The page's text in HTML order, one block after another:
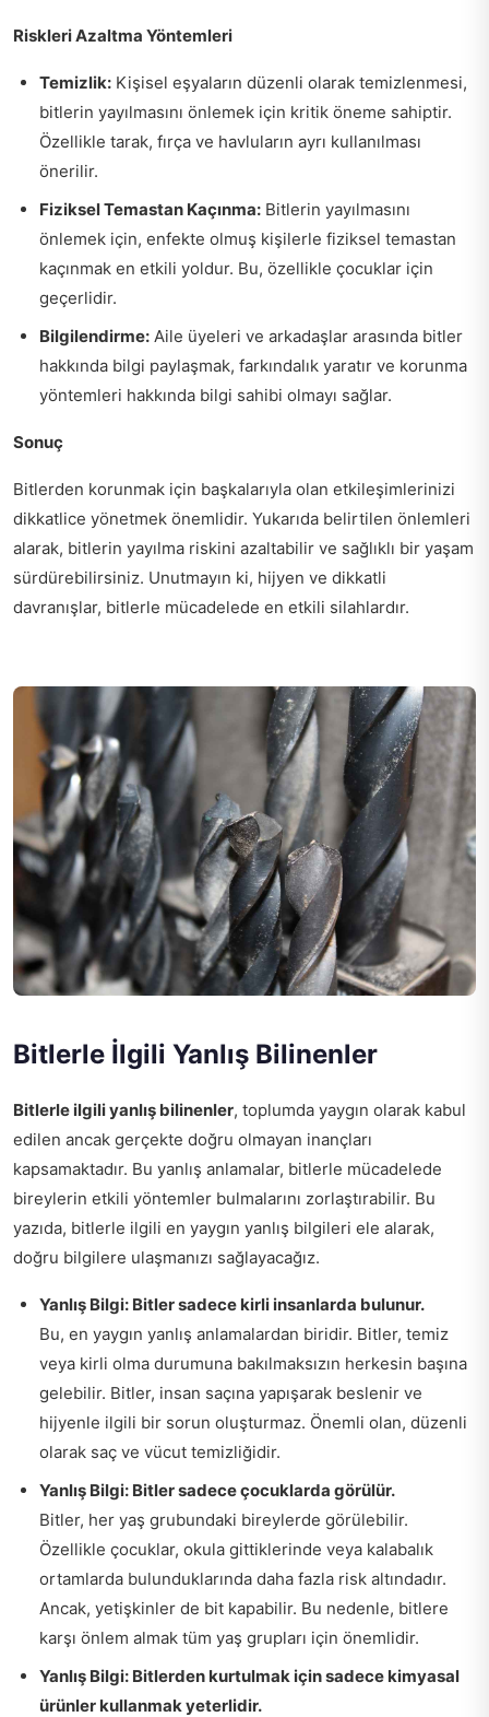
Riskleri Azaltma Yöntemleri
Temizlik: Kişisel eşyaların düzenli olarak temizlenmesi,
bitlerin yayılmasını önlemek için kritik öneme sahiptir.
Özellikle tarak, fırça ve havluların ayrı kullanılması
önerilir.
Fiziksel Temastan Kaçınma: Bitlerin yayılmasını
önlemek için, enfekte olmuş kişilerle fiziksel temastan
kaçınmak en etkili yoldur. Bu, özellikle çocuklar için
geçerlidir.
Bilgilendirme: Aile üyeleri ve arkadaşlar arasında bitler
hakkında bilgi paylaşmak, farkındalık yaratır ve korunma
yöntemleri hakkında bilgi sahibi olmayı sağlar.
Sonuç
Bitlerden korunmak için başkalarıyla olan etkileşimlerinizi
dikkatlice yönetmek önemlidir. Yukarıda belirtilen önlemleri
alarak, bitlerin yayılma riskini azaltabilir ve sağlıklı bir yaşam
sürdürebilirsiniz. Unutmayın ki, hijyen ve dikkatli
davranışlar, bitlerle mücadelede en etkili silahlardır.
Bitlerle İlgili Yanlış Bilinenler
Bitlerle ilgili yanlış bilinenler, toplumda yaygın olarak kabul
edilen ancak gerçekte doğru olmayan inançları
kapsamaktadır. Bu yanlış anlamalar, bitlerle mücadelede
bireylerin etkili yöntemler bulmalarını zorlaştırabilir. Bu
yazıda, bitlerle ilgili en yaygın yanlış bilgileri ele alarak,
doğru bilgilere ulaşmanızı sağlayacağız.
Yanlış Bilgi: Bitler sadece kirli insanlarda bulunur.
Bu, en yaygın yanlış anlamalardan biridir. Bitler, temiz
veya kirli olma durumuna bakılmaksızın herkesin başına
gelebilir. Bitler, insan saçına yapışarak beslenir ve
hijyenle ilgili bir sorun oluşturmaz. Önemli olan, düzenli
olarak saç ve vücut temizliğidir.
Yanlış Bilgi: Bitler sadece çocuklarda görülür.
Bitler, her yaş grubundaki bireylerde görülebilir.
Özellikle çocuklar, okula gittiklerinde veya kalabalık
ortamlarda bulunduklarında daha fazla risk altındadır.
Ancak, yetişkinler de bit kapabilir. Bu nedenle, bitlere
karşı önlem almak tüm yaş grupları için önemlidir.
Yanlış Bilgi: Bitlerden kurtulmak için sadece kimyasal
ürünler kullanmak yeterlidir.